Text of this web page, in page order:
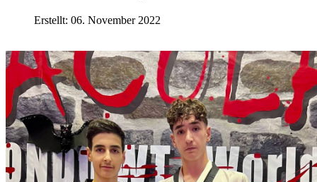
Erstellt: 06. November 2022